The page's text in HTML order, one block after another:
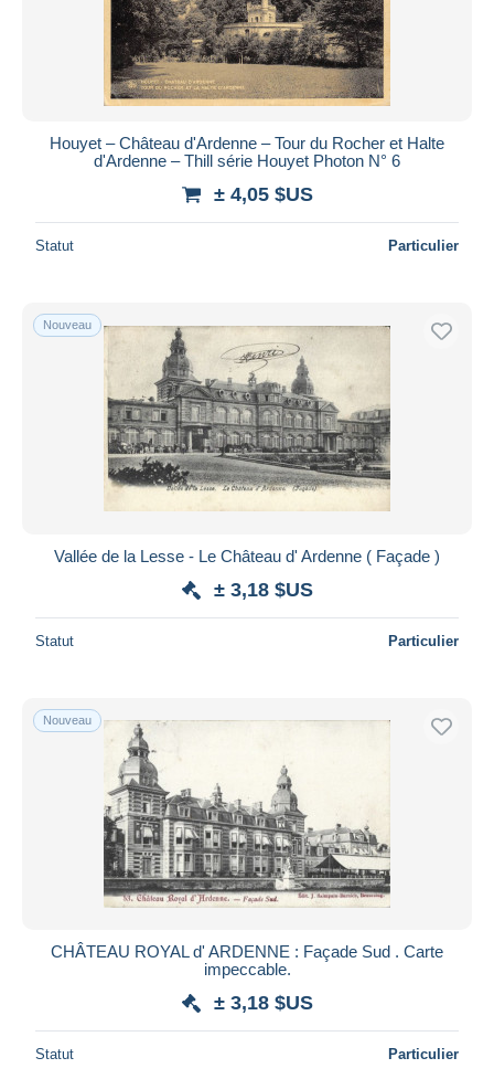
Houyet – Château d'Ardenne – Tour du Rocher et Halte
d'Ardenne – Thill série Houyet Photon N° 6
± 4,05 $US
Statut Particulier
Nouveau
Vallée de la Lesse - Le Château d' Ardenne ( Façade )
± 3,18 $US
Statut Particulier
Nouveau
CHÂTEAU ROYAL d' ARDENNE : Façade Sud . Carte
impeccable.
± 3,18 $US
Statut Particulier